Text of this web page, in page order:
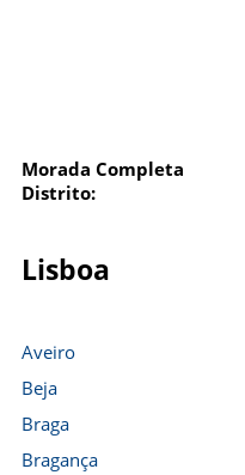
Morada Completa
Distrito:
Lisboa
Aveiro
Beja
Braga
Bragança